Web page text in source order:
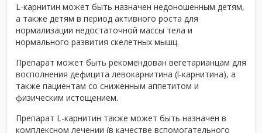
L-карнитин может быть назначен недоношенным детям,
а также детям в период активного роста для
нормализации недостаточной массы тела и
нормального развития скелетных мышц.
Препарат может быть рекомендован вегетарианцам для
восполнения дефицита левокарнитина (l-карнитина), а
также пациентам со сниженным аппетитом и
физическим истощением.
Препарат L-карнитин также может быть назначен в
комплексном лечении (в качестве вспомогательного